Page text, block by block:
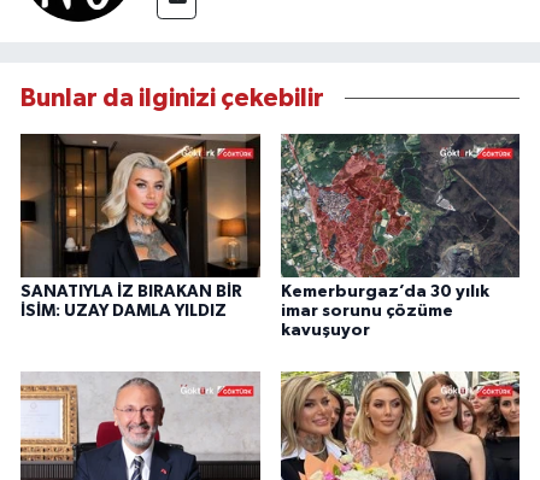
Bunlar da ilginizi çekebilir
SANATIYLA İZ BIRAKAN BİR
İSİM: UZAY DAMLA YILDIZ
Kemerburgaz’da 30 yılık
imar sorunu çözüme
kavuşuyor